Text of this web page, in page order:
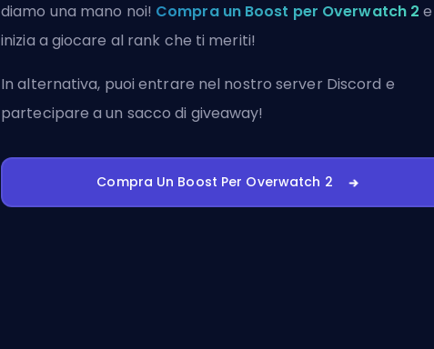
diamo una mano noi! Compra un Boost per Overwatch 2 e
inizia a giocare al rank che ti meriti!
In alternativa, puoientrare nel nostro server Discord e
partecipare a un sacco di giveaway!
Compra Un Boost Per Overwatch 2